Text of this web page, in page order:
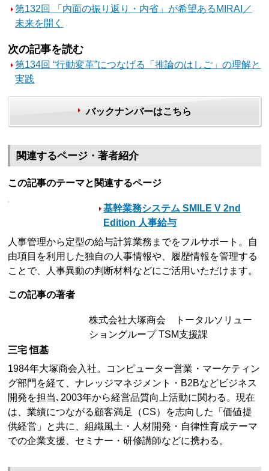
第132回 「内面の振り返り・内省」が希望あるMIRAI／
未来を開く
次の記事を読む
第134回 “行動変革”につなげる「推論のはしご」の理解と
実践
バックナンバーはこちら
関連するページ・著者紹介
この記事のテーマと関連するページ
基幹業務システム SMILE V 2nd
Edition 人事給与
人事管理から定型の給与計算業務までをフルサポート。自
由項目を利用した独自の人事情報や、履歴情報を管理する
ことで、人事異動の判断材料などにご活用いただけます。
この記事の著者
株式会社大塚商会 トータルソリュー
ショングループ TSM支援課
三宅 恒基
1984年大塚商会入社。コンピューター営業・マーケティン
グ部門を経て、ナレッジマネジメント・B2Bなどビジネス
開発を担当､2003年から経営品質向上活動に関わる。現在
は、業績につながる顧客満足（CS）を志向した「価値提
供経営」と共に、組織風土・人材開発・自律性育成テーマ
での企業支援、セミナー・研修講師などに携わる。